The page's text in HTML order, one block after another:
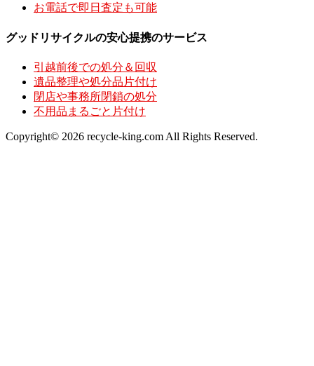
お電話で即日査定も可能
グッドリサイクルの安心提携のサービス
引越前後での処分＆回収
遺品整理や処分品片付け
閉店や事務所閉鎖の処分
不用品まるごと片付け
Copyright© 2026 recycle-king.com All Rights Reserved.